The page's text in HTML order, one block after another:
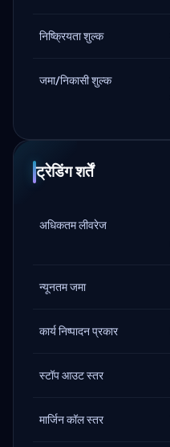
निष्क्रियता शुल्क
जमा/निकासी शुल्क
ट्रेडिंग शर्तें
अधिकतम लीवरेज
न्यूनतम जमा
कार्य निष्पादन प्रकार
स्टॉप आउट स्तर
मार्जिन कॉल स्तर